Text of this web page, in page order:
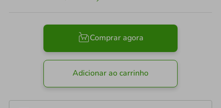
Comprar agora
Adicionar ao carrinho